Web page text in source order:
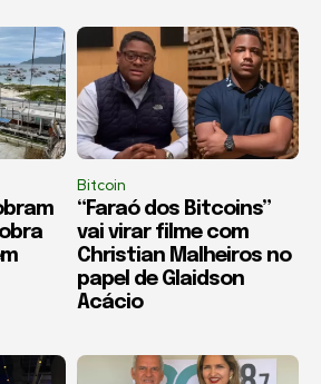
Bitcoin
“Faraó dos Bitcoins”
vai virar filme com
Christian Malheiros no
papel de Glaidson
Acácio